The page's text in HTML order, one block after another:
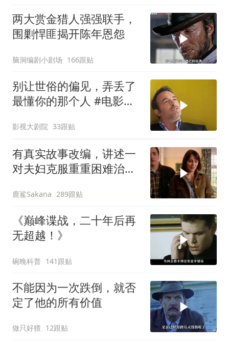
两大赏金猎人强强联手，
围剿悍匪揭开陈年恩怨
脑洞编剧小剧场 166跟贴
别让世俗的偏见，弄丢了
最懂你的那个人 #电影解
影视大剧院 33跟贴
有真实故事改编，讲述一
对夫妇克服重重困难治疗
鹿鲨Sakana 289跟贴
《巅峰谍战，二十年后再
无超越！》
碗晚科普 141跟贴
不能因为一次跌倒，就否
定了他的所有价值
做只好猹 12跟贴